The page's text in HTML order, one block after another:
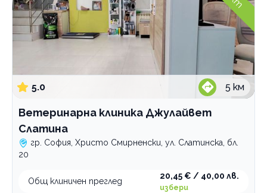
5.0 5 км
Ветеринарна клиника Джулайвет
Слатина
гр. София, Христо Смирненски, ул. Слатинска, бл.
20
Общ клиничен преглед
20,45 € / 40,00 лв.
избери